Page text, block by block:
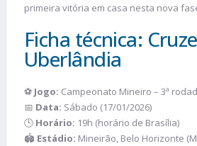
primeira vitória em casa nesta nova
Ficha técnica:
Uberlândia
⚽ Jogo: Campeonato Mineiro – 3ª
📅 Data: Sábado (17/01/2026)
🕒 Horário: 19h (horário de Brasília)
🏟️ Estádio: Mineirão, Belo Horizonte